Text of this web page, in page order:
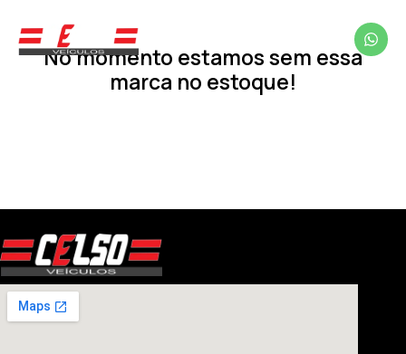
No momento estamos sem essa
marca no estoque!